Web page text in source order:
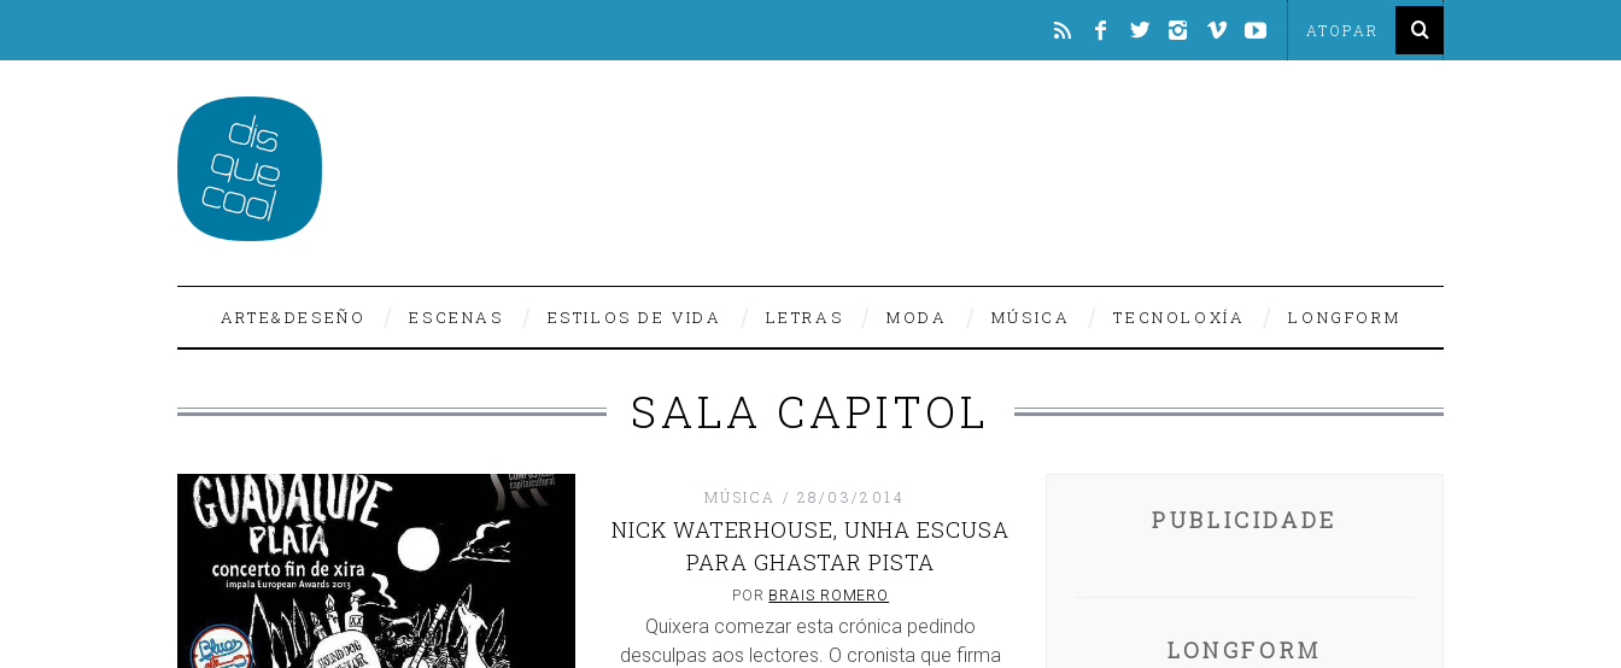
ARTE&DESEÑO ESCENAS ESTILOS DE VIDA LETRAS MODA MÚSICA TECNOLOXÍA LONGFORM
SALA CAPITOL
MÚSICA 28/03/2014
NICK WATERHOUSE, UNHA ESCUSA
PARA GHASTAR PISTA
POR BRAIS ROMERO
Quixera comezar esta crónica pedindo
desculpas aos lectores. O cronista que firma
PUBLICIDADE
LONGFORM